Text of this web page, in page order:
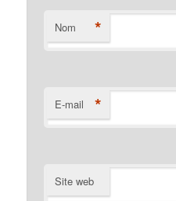
Nom *
E-mail *
Site web